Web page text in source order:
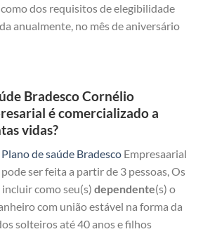
dos requisitos de elegibilidade
anualmente, no mês de aniversário
Bradesco Cornélio
é comercializado a
vidas?
Plano de saúde Bradesco Empresaarial
ser feita a partir de 3 pessoas, Os
como seu(s) dependente(s) o
com união estável na forma da
solteiros até 40 anos e filhos